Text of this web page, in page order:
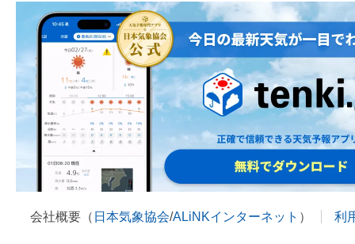
会社概要（ 日本気象協会/ALiNKインターネット ） 利